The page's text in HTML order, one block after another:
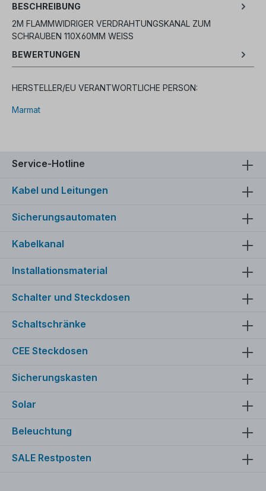
BESCHREIBUNG
2M FLAMMWIDRIGER VERDRAHTUNGSKANAL ZUM
SCHRAUBEN 110X60MM WEISS
BEWERTUNGEN
HERSTELLER/EU VERANTWORTLICHE PERSON:
Marmat
Service-Hotline
Kabel und Leitungen
Sicherungsautomaten
Kabelkanal
Installationsmaterial
Schalter und Steckdosen
Schaltschränke
CEE Steckdosen
Sicherungskasten
Solar
Beleuchtung
SALE Restposten